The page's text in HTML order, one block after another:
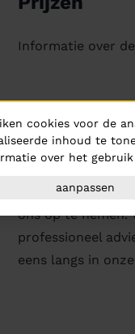
Informatie over
Meer
Vragen over het
ons op te nemen.
professioneel
eens langs in onze
cookies voor de
inhoud te
over het
aanpassen